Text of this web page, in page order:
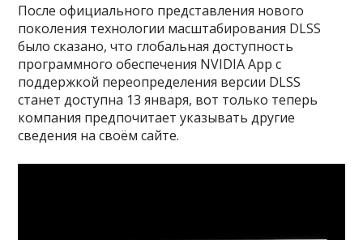
После официального представления нового
поколения технологии масштабирования DLSS
было сказано, что глобальная доступность
программного обеспечения NVIDIA App с
поддержкой переопределения версии DLSS
станет доступна 13 января, вот только теперь
компания предпочитает указывать другие
сведения на своём сайте.